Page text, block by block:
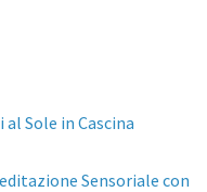
Sole in Cascina
Sensoriale con